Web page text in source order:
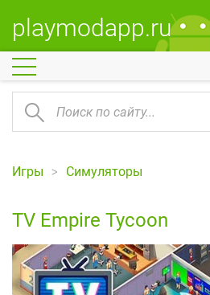
playmodapp.ru
Игры Симуляторы
TV Empire Tycoon